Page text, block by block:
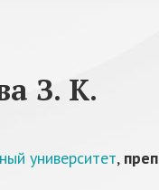
З. К.
университет,